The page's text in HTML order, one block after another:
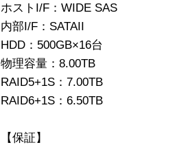
ホストI/F：WIDE SAS
内部I/F：SATAII
HDD：500GB×16台
物理容量：8.00TB
RAID5+1S：7.00TB
RAID6+1S：6.50TB
【保証】